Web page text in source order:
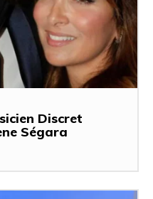
Discret
Ségara